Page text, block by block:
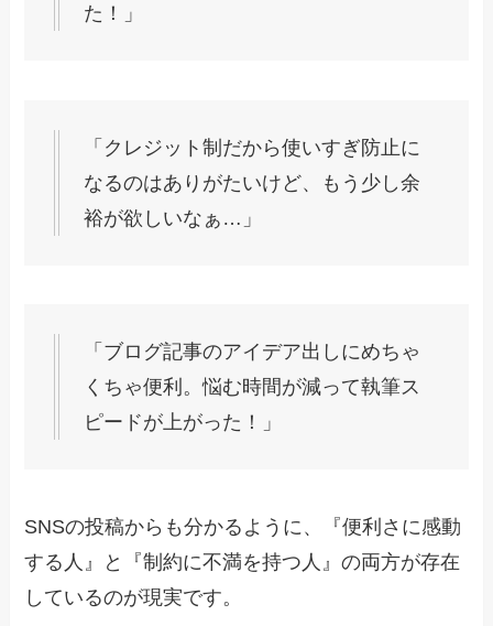
た！」
「クレジット制だから使いすぎ防止に
なるのはありがたいけど、もう少し余
裕が欲しいなぁ…」
「ブログ記事のアイデア出しにめちゃ
くちゃ便利。悩む時間が減って執筆ス
ピードが上がった！」
SNSの投稿からも分かるように、『便利さに感動
する人』と『制約に不満を持つ人』の両方が存在
しているのが現実です。